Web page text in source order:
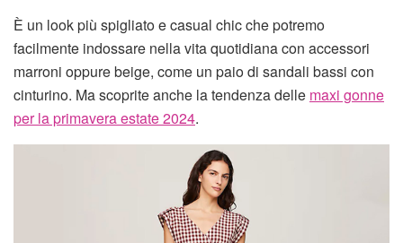
È un look più spigliato e casual chic che potremo
facilmente indossare nella vita quotidiana con accessori
marroni oppure beige, come un paio di sandali bassi con
cinturino. Ma scoprite anche la tendenza delle maxi gonne
per la primavera estate 2024.